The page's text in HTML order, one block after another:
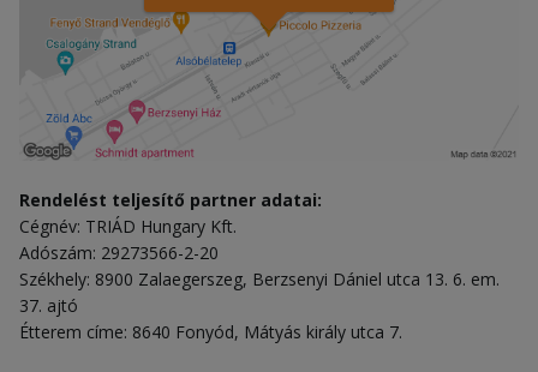
Rendelést teljesítő partner adatai:
Cégnév: TRIÁD Hungary Kft.
Adószám: 29273566-2-20
Székhely: 8900 Zalaegerszeg, Berzsenyi Dániel utca 13. 6. em.
37. ajtó
Étterem címe: 8640 Fonyód, Mátyás király utca 7.